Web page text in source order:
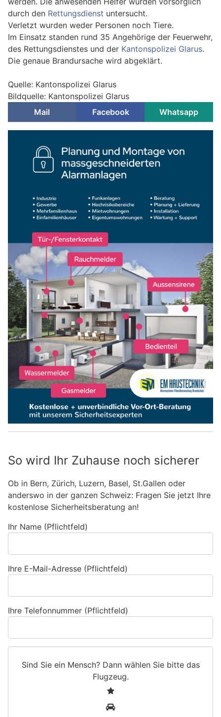
durch den Rettungsdienst untersucht.
Verletzt wurden weder Personen noch Tiere.
Im Einsatz standen rund 35 Angehörige der Feuerwehr,
des Rettungsdienstes und der Kantonspolizei Glarus.
Die genaue Brandursache wird abgeklärt.
Quelle: Kantonspolizei Glarus
Bildquelle: Kantonspolizei Glarus
Mail
Facebook Whatsapp
So wird Ihr Zuhause noch sicherer
Ob in Bern, Zürich, Luzern, Basel, St.Gallen oder
anderswo in der ganzen Schweiz: Fragen Sie jetzt Ihre
kostenlose Sicherheitsberatung an!
Ihr Name (Pflichtfeld)
Ihre E-Mail-Adresse (Pflichtfeld)
Ihre Telefonnummer (Pflichtfeld)
Sind Sie ein Mensch? Dann wählen Sie bitte das
Flugzeug.